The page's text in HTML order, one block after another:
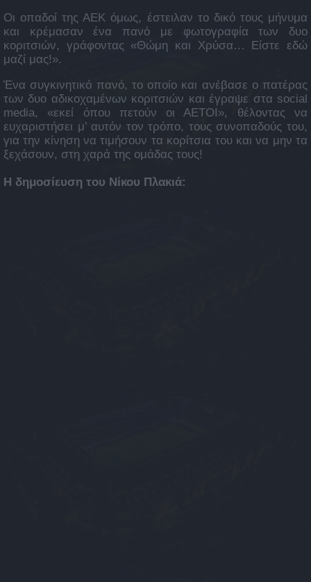
Οι οπαδοί της ΑΕΚ όμως, έστειλαν το δικό τους μήνυμα
και κρέμασαν ένα πανό με φωτογραφία των δυο
κοριτσιών, γράφοντας «Θώμη και Χρύσα… Είστε εδώ
μαζί μας!».
Ένα συγκινητικό πανό, το οποίο και ανέβασε ο πατέρας
των δυο αδικοχαμένων κοριτσιών και έγραψε στα social
media, «εκεί όπου πετούν οι ΑΕΤΟΙ», θέλοντας να
ευχαριστήσει μ’ αυτόν τον τρόπο, τους συνοπαδούς του,
για την κίνηση να τιμήσουν τα κορίτσια του και να μην τα
ξεχάσουν, στη χαρά της ομάδας τους!
Η δημοσίευση του Νίκου Πλακιά: